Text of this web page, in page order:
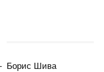
Борис Шива